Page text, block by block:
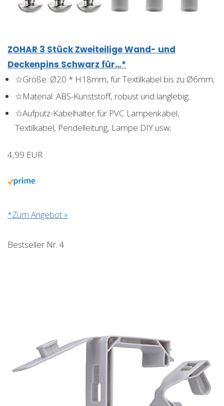
ZOHAR 3 Stück Zweiteilige Wand- und
Deckenpins Schwarz für…*
☆Größe: Ø20 * H18mm, für Textilkabel bis zu Ø6mm;
☆Material: ABS-Kunststoff, robust und langlebig;
☆Aufputz-Kabelhalter für PVC Lampenkabel,
Textilkabel, Pendelleitung, Lampe DIY usw;
4,99 EUR
*Zum Angebot »
Bestseller Nr. 4